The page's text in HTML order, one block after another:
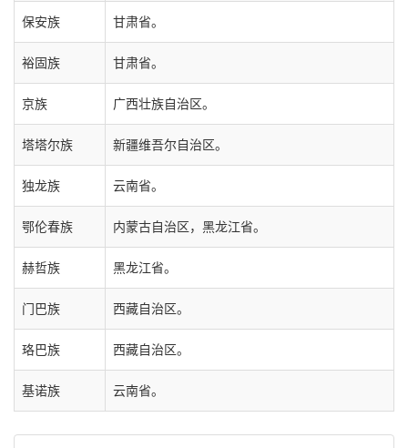
保安族 甘肃省。
裕固族 甘肃省。
京族 广西壮族自治区。
塔塔尔族 新疆维吾尔自治区。
独龙族 云南省。
鄂伦春族 内蒙古自治区，黑龙江省。
赫哲族 黑龙江省。
门巴族 西藏自治区。
珞巴族 西藏自治区。
基诺族 云南省。